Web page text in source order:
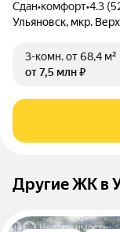
Сдан•комфорт•4.3
Ульяновск, мкр.
3-комн.от 68,4 м²
от 7,5 млн ₽
Другие ЖК в